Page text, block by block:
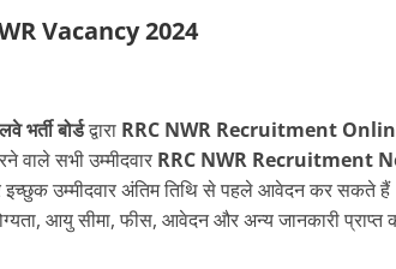
Vacancy 2024
भर्ती बोर्डद्वारा RRC NWR Recruitment
वाले सभी उम्मीदवार RRC NWR Recruitment
उम्मीदवार अंतिम तिथि से पहले आवेदन कर सकते हैं।
आयु सीमा, फीस, आवेदन और अन्य जानकारी